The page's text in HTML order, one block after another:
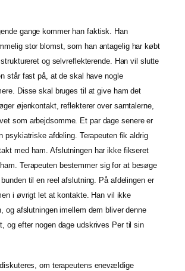
gange kommer han faktisk. Han
stor blomst, som han antagelig har købt
og selvreflekterende. Han vil slutte
står fast på, at de skal have nogle
Disse skal bruges til at give ham det
øjenkontakt, reflekterer over samtalerne,
som arbejdsomme. Et par dage senere er
psykiatriske afdeling. Terapeuten fik aldrig
med ham. Afslutningen har ikke fikseret
Terapeuten bestemmer sig for at besøge
til en reel afslutning. På afdelingen er
i øvrigt let at kontakte. Han vil ikke
og afslutningen imellem dem bliver denne
og efter nogen dage udskrives Per til sin
om terapeutens enevældige